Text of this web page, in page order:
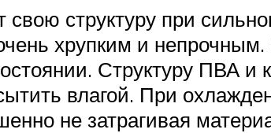
структуру при
хрупким и
Структуру ПВА и
влагой. При
не затрагивая